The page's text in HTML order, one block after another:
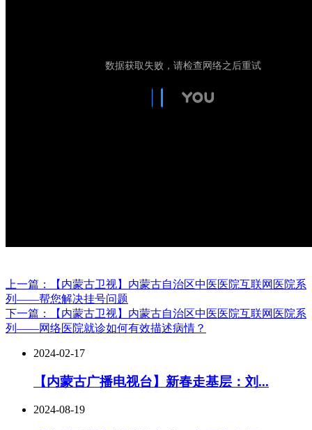
上一篇：【内蒙古卫视】内蒙古自治区中医医院互联网医院系
列——帮您解决挂号问题
下一篇：【内蒙古卫视】内蒙古自治区中医医院互联网医院系
列——网络医院就诊如何有效描述病情？
2024-02-17
【内蒙古广播电视台】新春走基层：刘...
2024-08-19